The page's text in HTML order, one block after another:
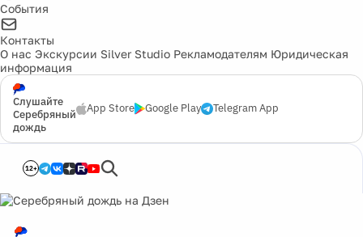
События
Контакты
О нас Экскурсии Silver Studio Рекламодателям Юридическая
информация
Слушайте
Серебряный
дождь
App Store Google Play Telegram App
12+